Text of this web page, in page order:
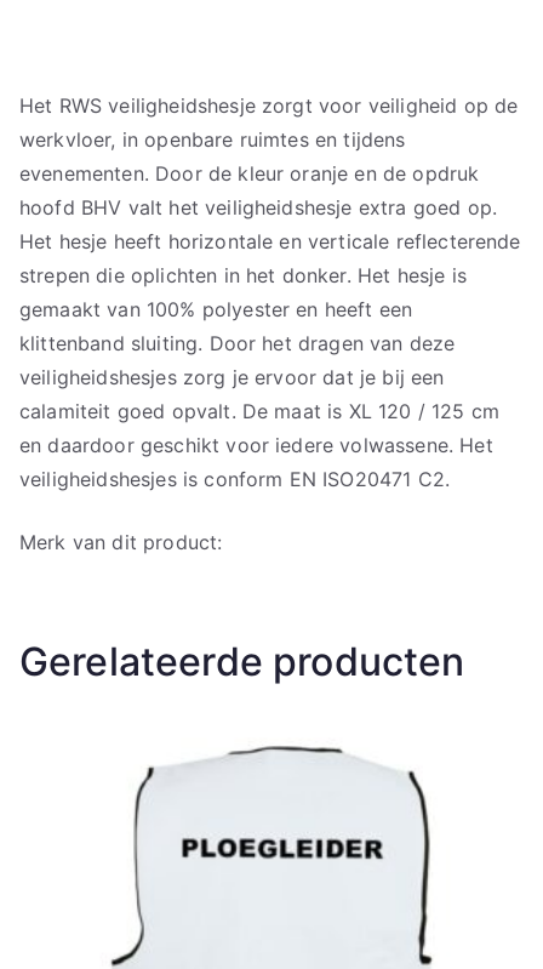
Het RWS veiligheidshesje zorgt voor veiligheid op de
werkvloer, in openbare ruimtes en tijdens
evenementen. Door de kleur oranje en de opdruk
hoofd BHV valt het veiligheidshesje extra goed op.
Het hesje heeft horizontale en verticale reflecterende
strepen die oplichten in het donker. Het hesje is
gemaakt van 100% polyester en heeft een
klittenband sluiting. Door het dragen van deze
veiligheidshesjes zorg je ervoor dat je bij een
calamiteit goed opvalt. De maat is XL 120 / 125 cm
en daardoor geschikt voor iedere volwassene. Het
veiligheidshesjes is conform EN ISO20471 C2.
Merk van dit product:
Gerelateerde producten